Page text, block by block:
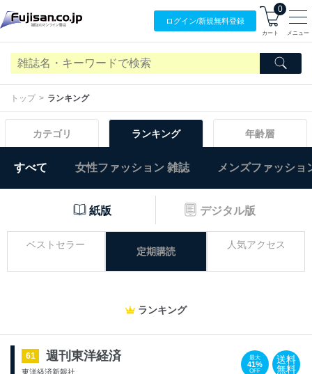
ログイン/新規無料登録
0
カート メニュー
トップ ランキング
カテゴリ ランキング 年齢層
すべて 女性ファッション 雑誌 メンズファッショ
紙版 デジタル版
ベストセラー
定期購読
人気アクセス
ランキング
61 週刊東洋経済
東洋経済新報社
最大
41%
OFF
送料
無料